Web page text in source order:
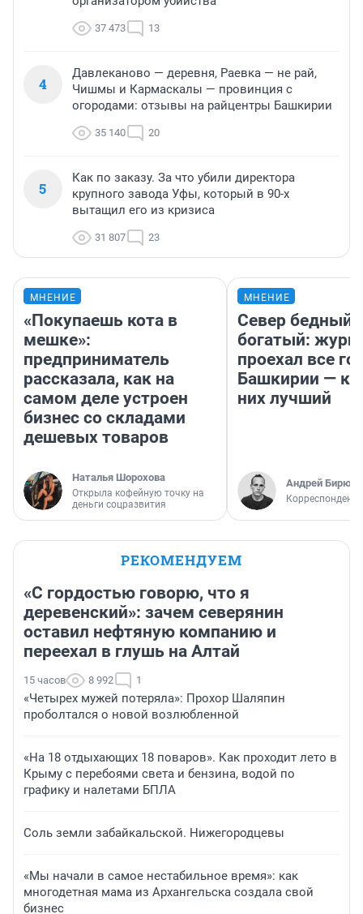
37 473 13
4
Давлеканово — деревня, Раевка — не рай,
Чишмы и Кармаскалы — провинция с
огородами: отзывы на райцентры Башкирии
35 140 20
5
Как по заказу. За что убили директора
крупного завода Уфы, который в 90-х
вытащил его из кризиса
31 807 23
МНЕНИЕ
«Покупаешь кота в
мешке»:
предприниматель
рассказала, как на
самом деле устроен
бизнес со складами
дешевых товаров
Наталья Шорохова
Открыла кофейную точку на
деньги соцразвития
МНЕНИЕ
Север бедный,
богатый:
проехал все
Башкирии —
них лучший
Андрей
Корреспондент
РЕКОМЕНДУЕМ
«С гордостью говорю, что я
деревенский»: зачем северянин
оставил нефтяную компанию и
переехал в глушь на Алтай
15 часов 8 992 1
«Четырех мужей потеряла»: Прохор Шаляпин
проболтался о новой возлюбленной
«На 18 отдыхающих 18 поваров». Как проходит лето в
Крыму с перебоями света и бензина, водой по
графику и налетами БПЛА
Соль земли забайкальской. Нижегородцевы
«Мы начали в самое нестабильное время»: как
многодетная мама из Архангельска создала свой
бизнес